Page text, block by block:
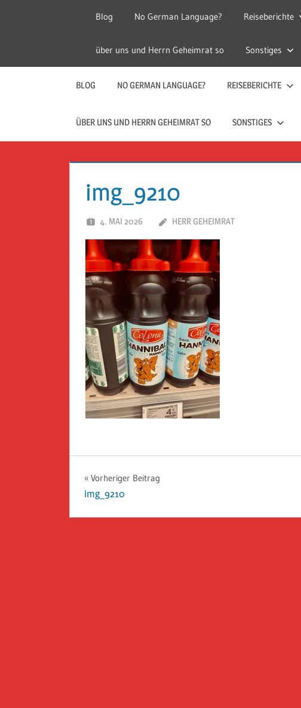
Reise
Guckloch
–
Geheimrat
auf
Reisen
Geheimrat
auf
Reisen
Blog No German Language? Reiseberichte
über uns und Herrn Geheimrat so Sonstiges
BLOG NO GERMAN LANGUAGE? REISEBERICHTE
ÜBER UNS UND HERRN GEHEIMRAT SO SONSTIGES
img_9210
4. MAI 2026 HERR GEHEIMRAT
Beitragsnavigation
Vorheriger Beitrag
img_9210